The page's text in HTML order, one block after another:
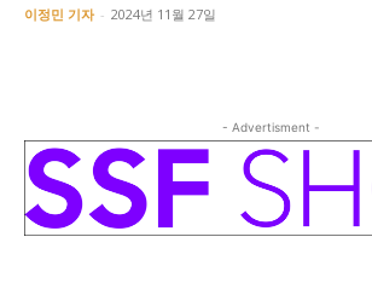
이정민 기자 - 2024년 11월 27일
- Advertisment -